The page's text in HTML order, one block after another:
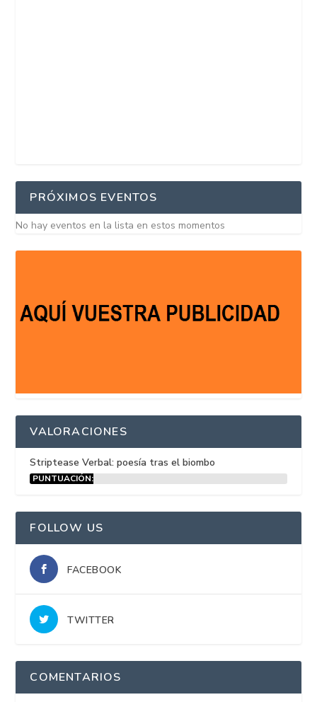
PRÓXIMOS EVENTOS
No hay eventos en la lista en estos momentos
VALORACIONES
Striptease Verbal: poesía tras el biombo
PUNTUACIÓN:
FOLLOW US
FACEBOOK
TWITTER
COMENTARIOS